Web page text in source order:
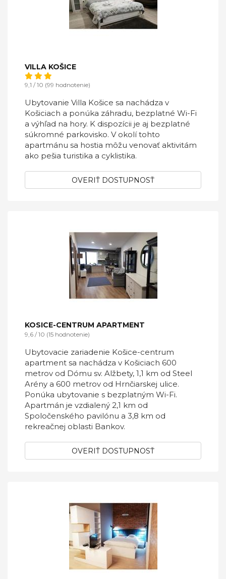
VILLA KOŠICE
9,1 / 10 (99 hodnotenie)
Ubytovanie Villa Košice sa nachádza v
Košiciach a ponúka záhradu, bezplatné Wi-Fi
a výhľad na hory. K dispozícii je aj bezplatné
súkromné parkovisko. V okolí tohto
apartmánu sa hostia môžu venovať aktivitám
ako pešia turistika a cyklistika.
OVERIŤ DOSTUPNOSŤ
KOSICE-CENTRUM APARTMENT
9,6 / 10 (15 hodnotenie)
Ubytovacie zariadenie Košice-centrum
apartment sa nachádza v Košiciach 600
metrov od Dómu sv. Alžbety, 1,1 km od Steel
Arény a 600 metrov od Hrnčiarskej ulice.
Ponúka ubytovanie s bezplatným Wi-Fi.
Apartmán je vzdialený 2,1 km od
Spoločenského pavilónu a 3,8 km od
rekreačnej oblasti Bankov.
OVERIŤ DOSTUPNOSŤ